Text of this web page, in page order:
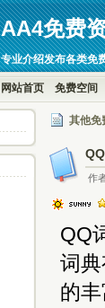
AA4免费
专业介绍发布各类免
网站首页 免费空间
其他免
作
QQ
词
的